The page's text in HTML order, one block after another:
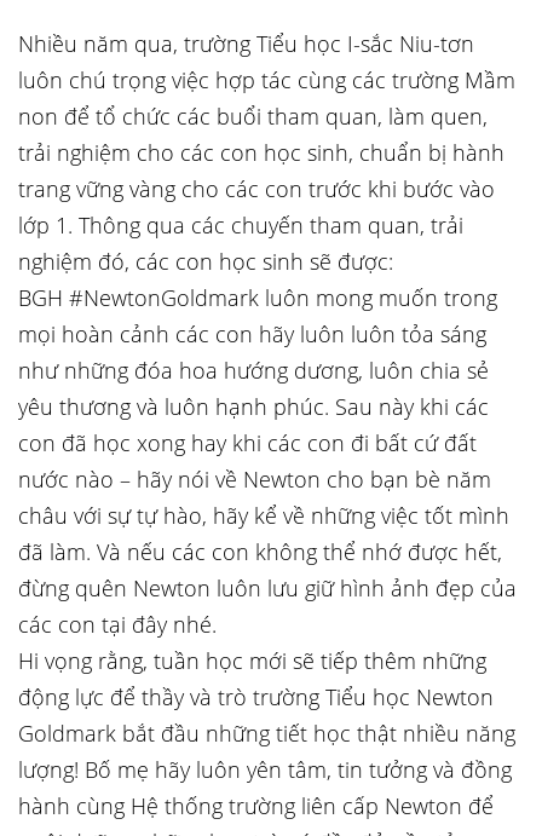
Nhiều năm qua, trường Tiểu học I-sắc Niu-tơn
luôn chú trọng việc hợp tác cùng các trường Mầm
non để tổ chức các buổi tham quan, làm quen,
trải nghiệm cho các con học sinh, chuẩn bị hành
trang vững vàng cho các con trước khi bước vào
lớp 1. Thông qua các chuyến tham quan, trải
nghiệm đó, các con học sinh sẽ được:
BGH #NewtonGoldmark luôn mong muốn trong
mọi hoàn cảnh các con hãy luôn luôn tỏa sáng
như những đóa hoa hướng dương, luôn chia sẻ
yêu thương và luôn hạnh phúc. Sau này khi các
con đã học xong hay khi các con đi bất cứ đất
nước nào – hãy nói về Newton cho bạn bè năm
châu với sự tự hào, hãy kể về những việc tốt mình
đã làm. Và nếu các con không thể nhớ được hết,
đừng quên Newton luôn lưu giữ hình ảnh đẹp của
các con tại đây nhé.
Hi vọng rằng, tuần học mới sẽ tiếp thêm những
động lực để thầy và trò trường Tiểu học Newton
Goldmark bắt đầu những tiết học thật nhiều năng
lượng! Bố mẹ hãy luôn yên tâm, tin tưởng và đồng
hành cùng Hệ thống trường liên cấp Newton để